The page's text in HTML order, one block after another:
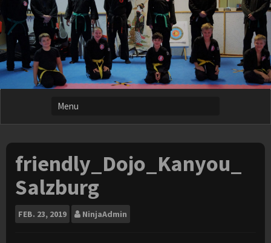
friendly_Dojo_Kanyou_
Salzburg
FEB. 23, 2019 NinjaAdmin